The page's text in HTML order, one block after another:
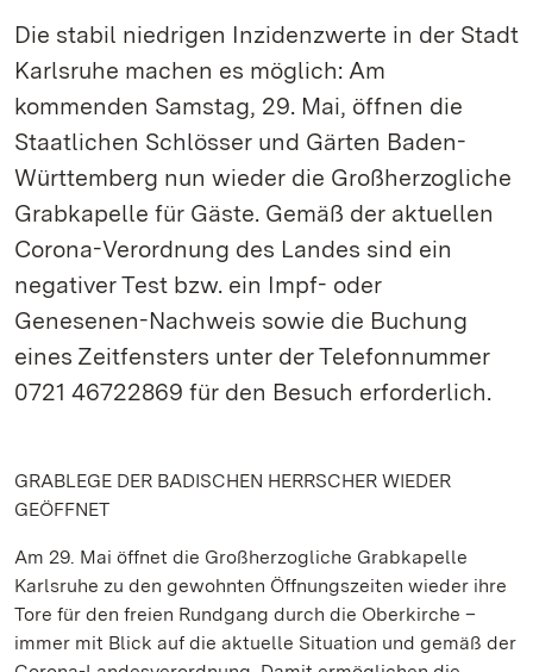
Die stabil niedrigen Inzidenzwerte in der Stadt
Karlsruhe machen es möglich: Am
kommenden Samstag, 29. Mai, öffnen die
Staatlichen Schlösser und Gärten Baden-
Württemberg nun wieder die Großherzogliche
Grabkapelle für Gäste. Gemäß der aktuellen
Corona-Verordnung des Landes sind ein
negativer Test bzw. ein Impf- oder
Genesenen-Nachweis sowie die Buchung
eines Zeitfensters unter der Telefonnummer
0721 46722869 für den Besuch erforderlich.
GRABLEGE DER BADISCHEN HERRSCHER WIEDER
GEÖFFNET
Am 29. Mai öffnet die Großherzogliche Grabkapelle
Karlsruhe zu den gewohnten Öffnungszeiten wieder ihre
Tore für den freien Rundgang durch die Oberkirche –
immer mit Blick auf die aktuelle Situation und gemäß der